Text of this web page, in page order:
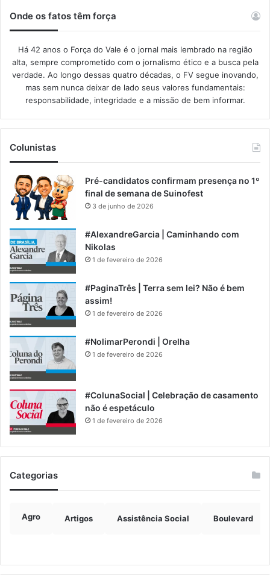
Onde os fatos têm força
Há 42 anos o Força do Vale é o jornal mais lembrado na região
alta, sempre comprometido com o jornalismo ético e a busca pela
verdade. Ao longo dessas quatro décadas, o FV segue inovando,
mas sem nunca deixar de lado seus valores fundamentais:
responsabilidade, integridade e a missão de bem informar.​
Colunistas
Pré-candidatos confirmam presença no 1º
final de semana de Suinofest
3 de junho de 2026
#AlexandreGarcia | Caminhando com
Nikolas
1 de fevereiro de 2026
#PaginaTrês | Terra sem lei? Não é bem
assim!
1 de fevereiro de 2026
#NolimarPerondi | Orelha
1 de fevereiro de 2026
#ColunaSocial | Celebração de casamento
não é espetáculo
1 de fevereiro de 2026
Categorias
Agro Artigos Assistência Social Boulevard